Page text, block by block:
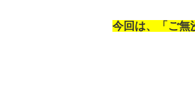
今回は、「ご無